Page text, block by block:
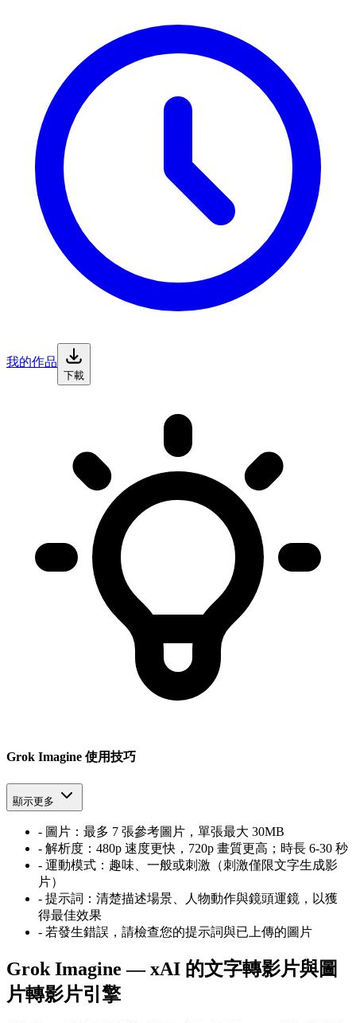
我的作品
下載
Grok Imagine 使用技巧
顯示更多
- 圖片：最多 7 張參考圖片，單張最大 30MB
- 解析度：480p 速度更快，720p 畫質更高；時長 6-30 秒
- 運動模式：趣味、一般或刺激（刺激僅限文字生成影
片）
- 提示詞：清楚描述場景、人物動作與鏡頭運鏡，以獲
得最佳效果
- 若發生錯誤，請檢查您的提示詞與已上傳的圖片
Grok Imagine — xAI 的文字轉影片與圖
片轉影片引擎